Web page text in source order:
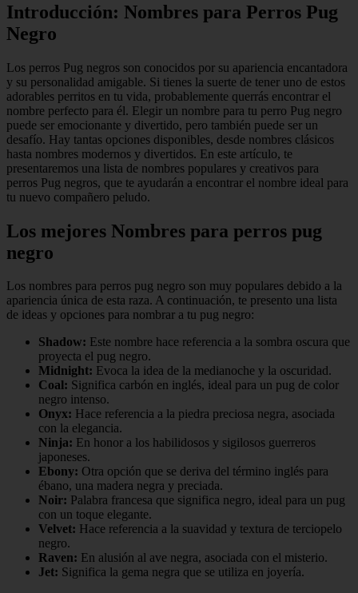
Introducción: Nombres para Perros Pug
Negro
Los perros Pug negros son conocidos por su apariencia encantadora
y su personalidad amigable. Si tienes la suerte de tener uno de estos
adorables perritos en tu vida, probablemente querrás encontrar el
nombre perfecto para él. Elegir un nombre para tu perro Pug negro
puede ser emocionante y divertido, pero también puede ser un
desafío. Hay tantas opciones disponibles, desde nombres clásicos
hasta nombres modernos y divertidos. En este artículo, te
presentaremos una lista de nombres populares y creativos para
perros Pug negros, que te ayudarán a encontrar el nombre ideal para
tu nuevo compañero peludo.
Los mejores Nombres para perros pug
negro
Los nombres para perros pug negro son muy populares debido a la
apariencia única de esta raza. A continuación, te presento una lista
de ideas y opciones para nombrar a tu pug negro:
Shadow: Este nombre hace referencia a la sombra oscura que
proyecta el pug negro.
Midnight: Evoca la idea de la medianoche y la oscuridad.
Coal: Significa carbón en inglés, ideal para un pug de color
negro intenso.
Onyx: Hace referencia a la piedra preciosa negra, asociada
con la elegancia.
Ninja: En honor a los habilidosos y sigilosos guerreros
japoneses.
Ebony: Otra opción que se deriva del término inglés para
ébano, una madera negra y preciada.
Noir: Palabra francesa que significa negro, ideal para un pug
con un toque elegante.
Velvet: Hace referencia a la suavidad y textura de terciopelo
negro.
Raven: En alusión al ave negra, asociada con el misterio.
Jet: Significa la gema negra que se utiliza en joyería.